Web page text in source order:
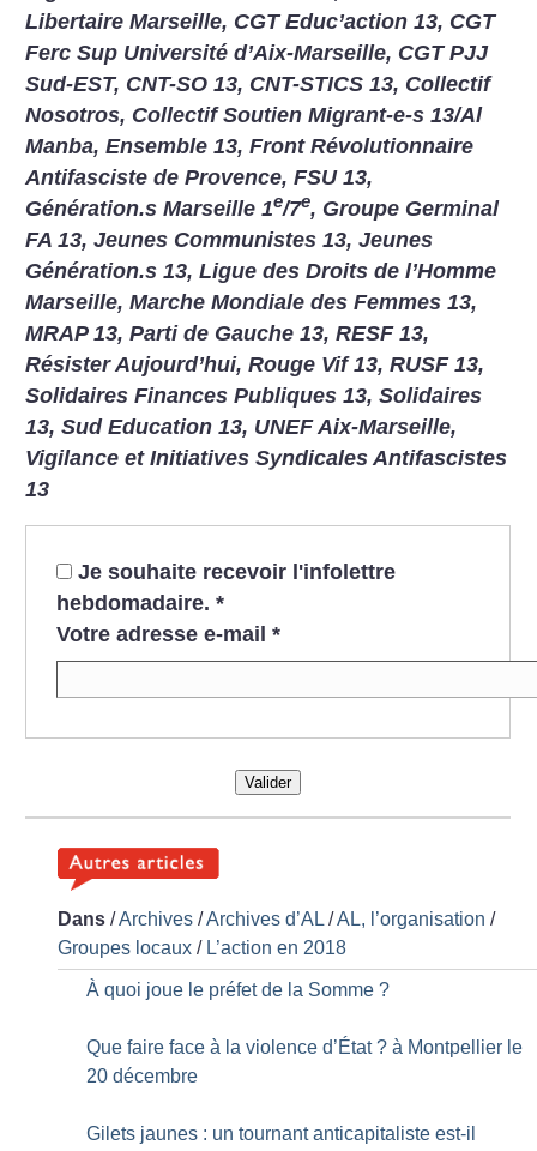
Libertaire Marseille, CGT Educ’action 13, CGT
Ferc Sup Université d’Aix-Marseille, CGT PJJ
Sud-EST, CNT-SO 13, CNT-STICS 13, Collectif
Nosotros, Collectif Soutien Migrant-e-s 13/Al
Manba, Ensemble 13, Front Révolutionnaire
Antifasciste de Provence, FSU 13,
Génération.s Marseille 1e/7e, Groupe Germinal
FA 13, Jeunes Communistes 13, Jeunes
Génération.s 13, Ligue des Droits de l’Homme
Marseille, Marche Mondiale des Femmes 13,
MRAP 13, Parti de Gauche 13, RESF 13,
Résister Aujourd’hui, Rouge Vif 13, RUSF 13,
Solidaires Finances Publiques 13, Solidaires
13, Sud Education 13, UNEF Aix-Marseille,
Vigilance et Initiatives Syndicales Antifascistes
13
Je souhaite recevoir l'infolettre
hebdomadaire. *
Votre adresse e-mail *
Valider
Dans /Archives /Archives d’AL /AL, l’organisation /
Groupes locaux / L’action en 2018
À quoi joue le préfet de la Somme ?
Que faire face à la violence d’État ? à Montpellier le
20 décembre
Gilets jaunes : un tournant anticapitaliste est-il